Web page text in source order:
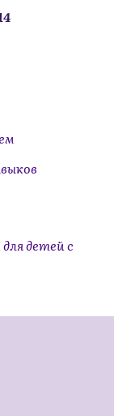
детей с